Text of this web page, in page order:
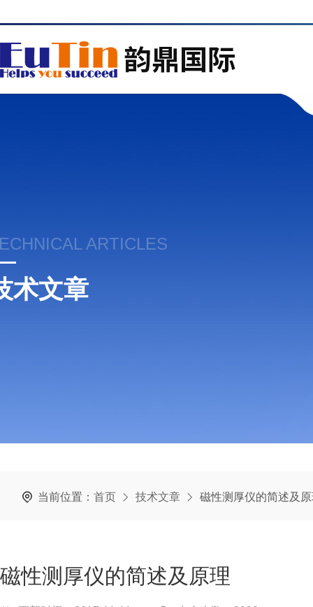
ARTICLES
术文章
当前位置： 首页 技术文章 磁性测厚仪的简述及
磁性测厚仪的简述及原理